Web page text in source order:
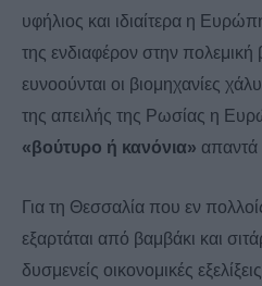
υφήλιος και ιδιαίτερα η
της ενδιαφέρον στην πολεμική
ευνοούνται οι βιομηχανίες
της απειλής της Ρωσίας η
«βούτυρο ή κανόνια» απαντά
Για τη Θεσσαλία που εν
εξαρτάται από βαμβάκι και
δυσμενείς οικονομικές